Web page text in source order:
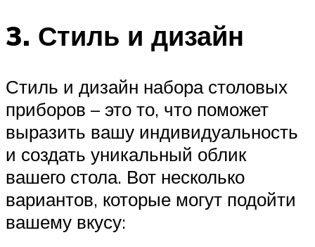
3. Стиль и дизайн
Стиль и дизайн набора столовых
приборов – это то, что поможет
выразить вашу индивидуальность
и создать уникальный облик
вашего стола. Вот несколько
вариантов, которые могут подойти
вашему вкусу: